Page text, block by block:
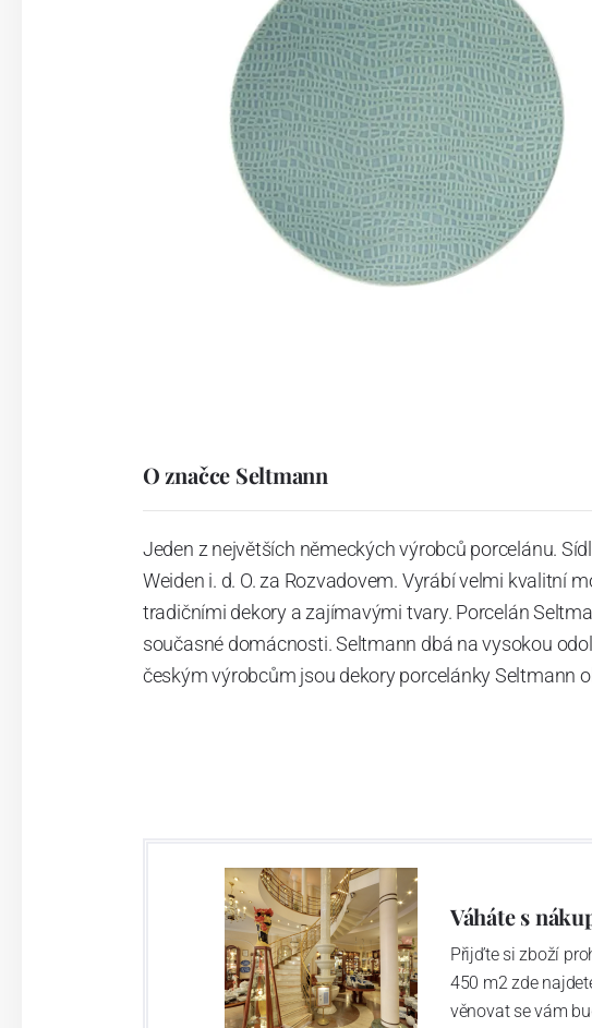
O značce Seltmann
Jeden z největších německých výrobců porcelánu.
Weiden i. d. O. za Rozvadovem. Vyrábí velmi kvalitní
tradičními dekory a zajímavými tvary. Porcelán
současné domácnosti. Seltmann dbá na vysokou
českým výrobcům jsou dekory porcelánky Seltmann
Váháte s
Přijďte si zboží
450 m2 zde
věnovat se vám